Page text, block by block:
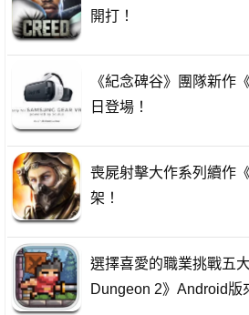
開打！
《紀念碑谷》團隊新作
日登場！
喪屍射擊大作系列續作
架！
選擇喜愛的職業挑戰五
Dungeon 2》Android版